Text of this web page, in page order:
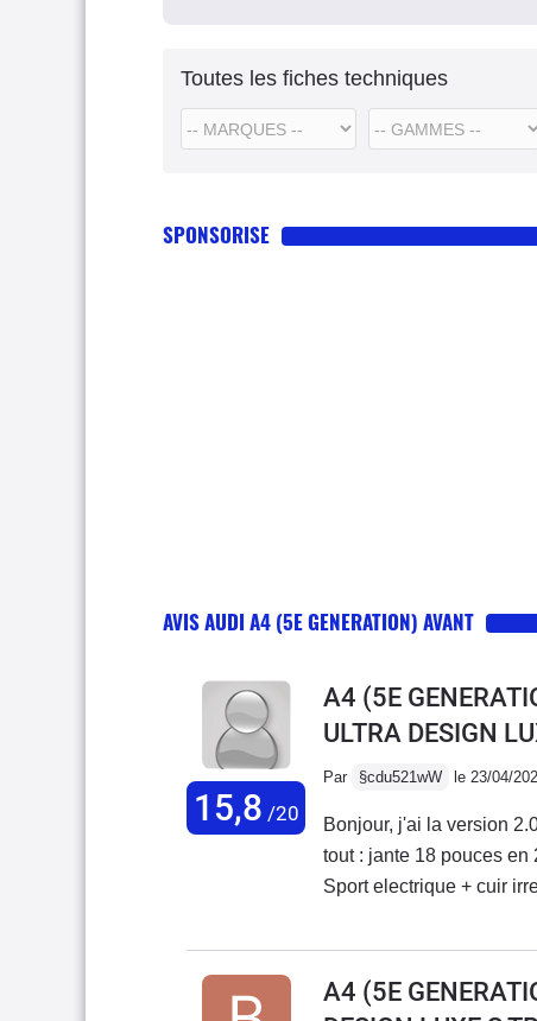
Toutes les fiches techniques
SPONSORISE
AVIS AUDI A4 (5E GENERATION) AVANT
15,8 /20
A4 (5E
ULTRA DESIGN
Par §cdu521wW le 23/04/
Bonjour, j'ai la version
tout : jante 18 pouces en
Sport electrique + cuir
douceur et dans un
chrono est seul juge 26
battue....Trés bonne
A4 (5E